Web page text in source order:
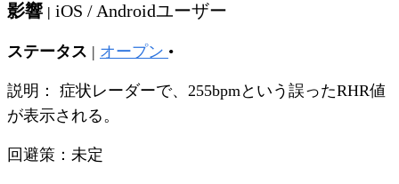
影響 | iOS / Androidユーザー
ステータス | オープン •
説明：
症状レーダーで、255bpmという誤ったRHR値
が表示される。
回避策：未定